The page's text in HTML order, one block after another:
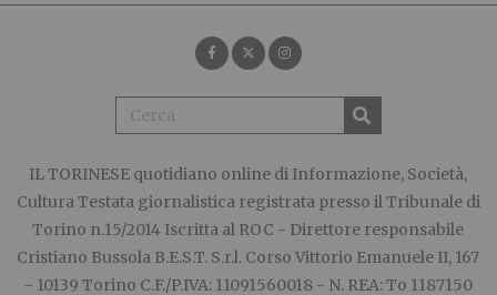
IL TORINESE quotidiano online di Informazione, Società,
Cultura Testata giornalistica registrata presso il Tribunale di
Torino n.15/2014 Iscritta al ROC - Direttore responsabile
Cristiano Bussola B.E.S.T. S.r.l. Corso Vittorio Emanuele II, 167
- 10139 Torino C.F./P.IVA: 11091560018 - N. REA: To 1187150